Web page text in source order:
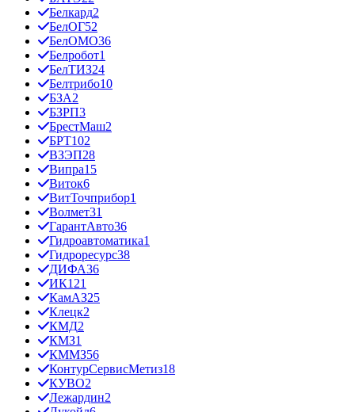
Белкард2
БелОГ52
БелОМО36
Белробот1
БелТИЗ24
Белтрибо10
БЗА2
БЗРП3
БрестМаш2
БРТ102
ВЗЭП28
Випра15
Виток6
ВитТочприбор1
Волмет31
ГарантАвто36
Гидроавтоматика1
Гидроресурс38
ДИФА36
ИК121
КамАЗ25
Клецк2
КМД2
КМЗ1
КММЗ56
КонтурСервисМетиз18
КУВО2
Лежардин2